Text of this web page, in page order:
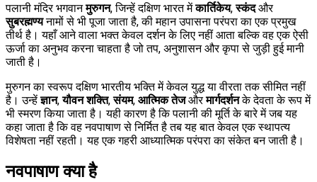
पलानी मंदिर भगवानमुरुगन, जिन्हें दक्षिण भारत मेंकार्तिकेय,स्कंदऔर
सुबरह्मण्यनामों से भी पूजा जाता है, की महान उपासना परंपरा का एक प्रमुख
तीर्थ है। यहाँ आने वाला भक्त केवल दर्शन के लिए नहीं आता बल्कि वह एक ऐसी
ऊर्जा का अनुभव करना चाहता है जो तप, अनुशासन और कृपा से जुड़ी हुई मानी
जाती है।
मुरुगन का स्वरूप दक्षिण भारतीय भक्ति में केवल युद्ध या वीरता तक सीमित नहीं
है। उन्हेंज्ञान,यौवन शक्ति,संयम, आत्मिक तेजऔरमार्गदर्शनके देवता के रूप में
भी स्मरण किया जाता है। यही कारण है कि पलानी की मूर्ति के बारे में जब यह
कहा जाता है कि वह नवपाषाण से निर्मित है तब यह बात केवल एक स्थापत्य
विशेषता नहीं रहती। यह एक गहरी आध्यात्मिक परंपरा का संकेत बन जाती है।
नवपाषाण क्या है